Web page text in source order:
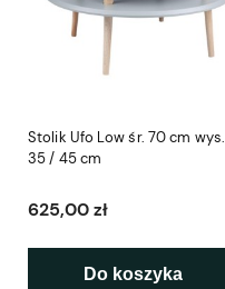
Stolik Ufo Low śr. 70 cm wys.
35 / 45 cm
625,00 zł
Do koszyka